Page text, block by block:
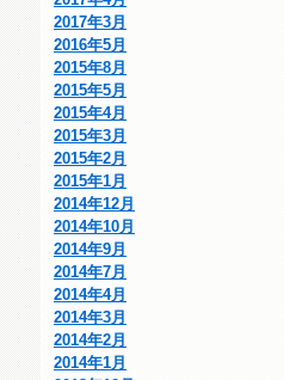
2017年3月
2016年5月
2015年8月
2015年5月
2015年4月
2015年3月
2015年2月
2015年1月
2014年12月
2014年10月
2014年9月
2014年7月
2014年4月
2014年3月
2014年2月
2014年1月